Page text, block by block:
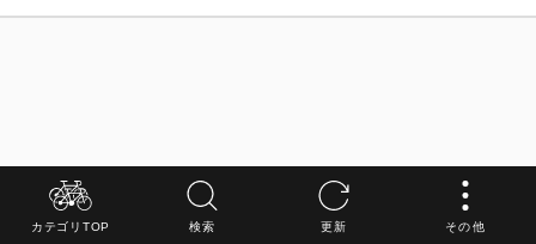
カテゴリTOP 検索 更新 その他